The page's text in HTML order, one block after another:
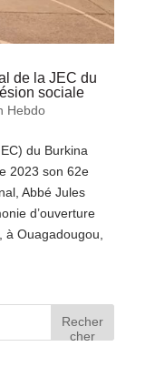
de la JEC du
sociale
Hebdo
du Burkina
2023 son 62e
Abbé Jules
d’ouverture
Ouagadougou,
Recher
cher